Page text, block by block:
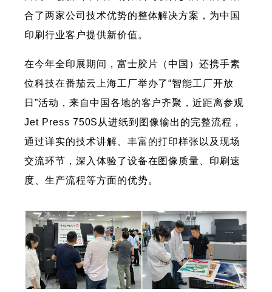
合了两家公司技术优势的整体解决方案，为中国
印刷行业客户提供新价值。
在今年全印展期间，富士胶片（中国）还携手素
位科技在番茄云上海工厂举办了“智能工厂开放
日”活动，来自中国各地的客户齐聚，近距离参观
Jet Press 750S从进纸到图像输出的完整流程，
通过详实的技术讲解、丰富的打印样张以及现场
交流环节，深入体验了设备在图像质量、印刷速
度、生产流程等方面的优势。